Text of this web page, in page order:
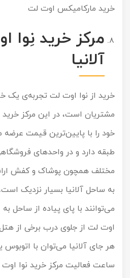
خرید مارکامیکس اوت لت
مرکز خرید نِوا
آلانیا
خرید از نوا اوت لت تجربه‌ی یک
مشتریان است، در این مرکز
طبقه دارد و در واحدهای
مختلف همچون پوشاک و کفش
به ساحل آلانیا بسیار نزدیک
می‌توانند با پای پیاده از ساحل به
اوت لت از جلوی درب برخی از
هر جای آلانیا می‌توان با